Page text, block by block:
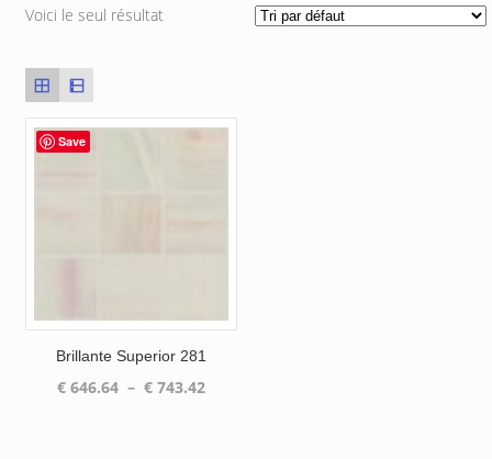
Voici le seul résultat
Save
Brillante Superior 281
€646.64 – €743.42Plage